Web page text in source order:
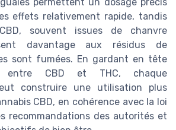
effets relativement rapide, tandis
souvent issues de chanvre
davantage aux résidus de
sont fumées. En gardant en tête
entre CBD et THC, chaque
construire une utilisation plus
CBD, en cohérence avec la loi
recommandations des autorités et